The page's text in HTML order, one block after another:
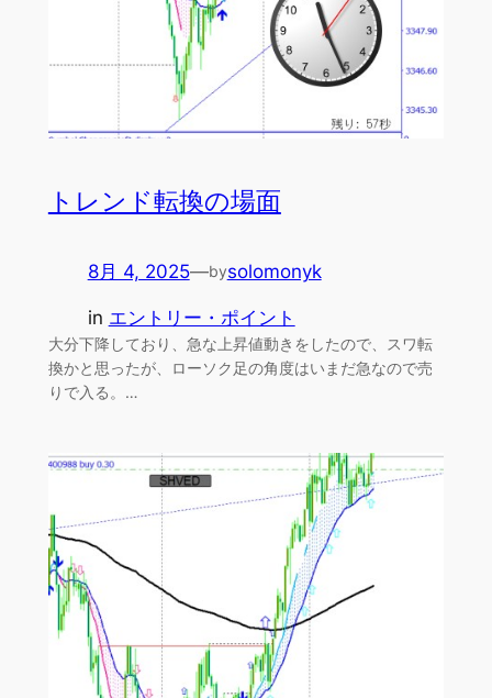
トレンド転換の場面
8月 4, 2025—bysolomonyk
in エントリー・ポイント
大分下降しており、急な上昇値動きをしたので、スワ転
換かと思ったが、ローソク足の角度はいまだ急なので売
りで入る。…